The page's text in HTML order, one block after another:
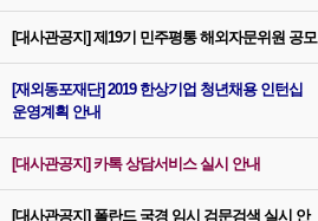
[대사관공지] 제19기 민주평통 해외자문위원 공모
[재외동포재단] 2019 한상기업 청년채용 인턴십
운영계획 안내
[대사관공지] 카톡 상담서비스 실시 안내
[대사관공지] 폴란드 국경 임시 검문검색 실시 안